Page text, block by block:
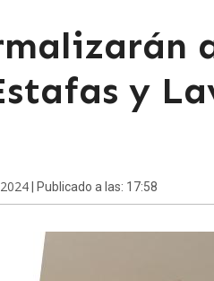
y
| Publicado a las: 17:58